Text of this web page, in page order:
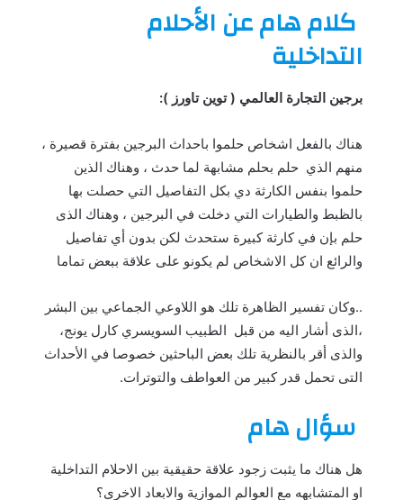
كلام هام عن الأحلام
التداخلية
برجين التجارة العالمي ( توين تاورز ):
هناك بالفعل اشخاص حلموا باحداث البرجين بفترة قصيرة ،
منهم الذي حلم بحلم مشابهة لما حدث ، وهناك الذين
حلموا بنفس الكارثة دي بكل التفاصيل التي حصلت بها
بالظبط والطيارات التي دخلت في البرجين ، وهناك الذى
حلم بإن في كارثة كبيرة ستحدث لكن بدون أي تفاصيل
والرائع ان كل الاشخاص لم يكونو على علاقة ببعض تماما
..وكان تفسير الظاهرة تلك هو اللاوعي الجماعي بين البشر
،الذى أشار اليه من قبل الطبيب السويسري كارل يونج،
والذى أقر بالنظرية تلك بعض الباحثين خصوصا في الأحداث
التى تحمل قدر كبير من العواطف والتوترات.
سؤال هام
هل هناك ما يثبت زجود علاقة حقيقية بين الاحلام التداخلية
او المتشابهه مع العوالم الموازية والابعاد الاخرى؟